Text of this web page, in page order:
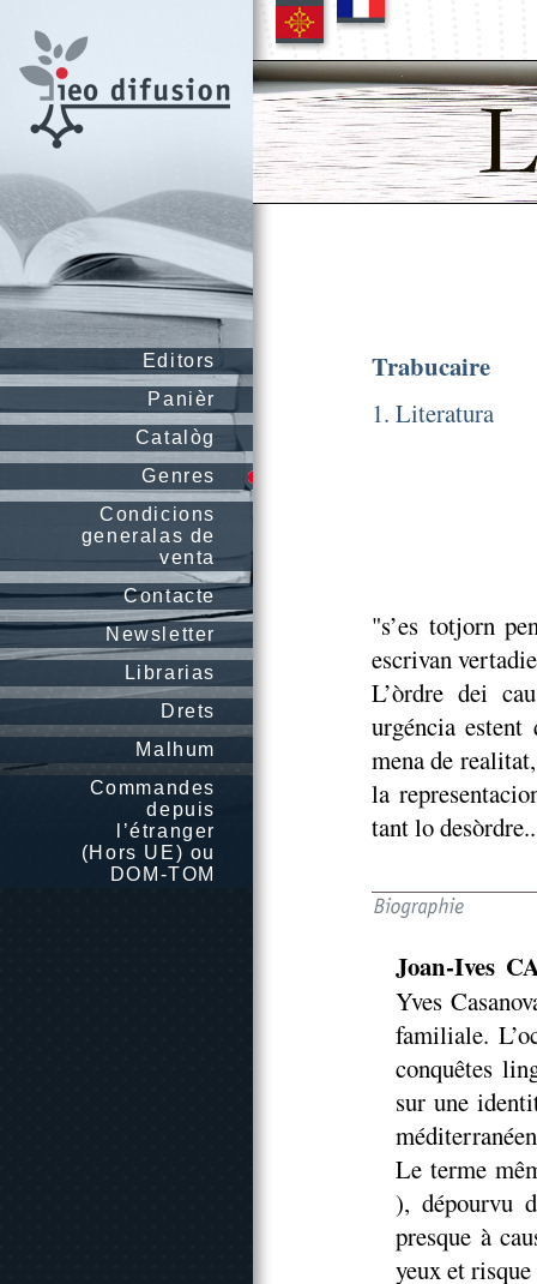
Editors
Panièr
Catalòg
Genres
Condicions
generalas de
venta
Contacte
Newsletter
Librarias
Drets
Malhum
Commandes
depuis
l’étranger
(Hors UE) ou
DOM-TOM
Trabucaire
1. Literatura
"s’es totjorn
escrivan
L’òrdre dei
urgéncia
mena de
la
tant lo
Joan-Ives
Yves
familiale.
conquêtes
sur une
Le terme
), dépourvu
presque à
yeux et risque